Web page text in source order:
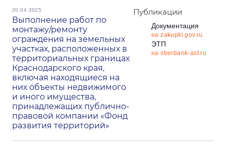
20.04.2025
Выполнение работ по
монтажу/ремонту
ограждения на земельных
участках, расположенных в
территориальных границах
Краснодарского края,
включая находящиеся на
них объекты недвижимого
и иного имущества,
принадлежащих публично-
правовой компании «Фонд
развития территорий»
Публикации
Документация
на zakupki.gov.ru
ЭТП
на sberbank-ast.ru